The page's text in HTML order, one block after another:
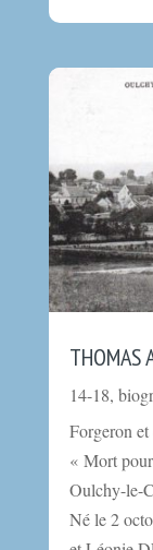
THOMAS
14-18,
Forgeron
« Mort
Oulchy-le-
Né le 2